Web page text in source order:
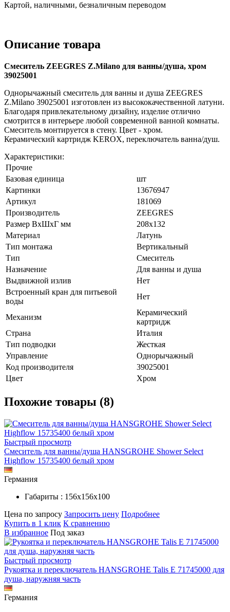
Картой, наличными, безналичным переводом
Описание товара
Смеситель ZEEGRES Z.Milano для ванны/душа, хром
39025001
Однорычажный смеситель для ванны и душа ZEEGRES
Z.Milano 39025001 изготовлен из высококачественной латуни.
Благодаря привлекательному дизайну, изделие отлично
смотрится в интерьере любой современной ванной комнаты.
Смеситель монтируется в стену. Цвет - хром.
Керамический картридж KEROX, переключатель ванна/душ.
Характеристики:
Прочие
Базовая единица
шт
Картинки
13676947
Артикул
181069
Производитель
ZEEGRES
Размер ВхШхГ мм
208х132
Материал
Латунь
Тип монтажа
Вертикальный
Тип
Смеситель
Назначение
Для ванны и душа
Выдвижной излив
Нет
Встроенный кран для питьевой
воды
Нет
Механизм
Керамический
картридж
Страна
Италия
Тип подводки
Жесткая
Управление
Однорычажный
Код производителя
39025001
Цвет
Хром
Похожие товары (8)
Быстрый просмотр
Смеситель для ванны/душа HANSGROHE Shower Select
Highflow 15735400 белый хром
Германия
Габариты : 156х156х100
Цена по запросу Запросить цену Подробнее
Купить в 1 клик К сравнению
В избранное Под заказ
Быстрый просмотр
Рукоятка и переключатель HANSGROHE Talis E 71745000 для
душа, наружняя часть
Германия